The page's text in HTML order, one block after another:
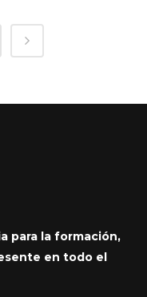
para la formación,
en todo el